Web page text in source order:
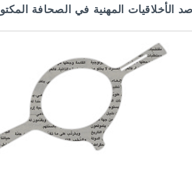
المهنية في الصحافة المكتوبة و